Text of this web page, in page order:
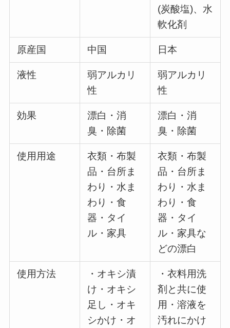
(炭酸塩)、水
軟化剤
原産国 中国 日本
液性
弱アルカリ
性
弱アルカリ
性
効果
漂白・消
臭・除菌
漂白・消
臭・除菌
使用用途
衣類・布製
品・台所ま
わり・水ま
わり・食
器・タイ
ル・家具
衣類・布製
品・台所ま
わり・水ま
わり・食
器・タイ
ル・家具な
どの漂白
使用方法
・オキシ漬
け・オキシ
足し・オキ
シかけ・オ
・衣料用洗
剤と共に使
用・溶液を
汚れにかけ